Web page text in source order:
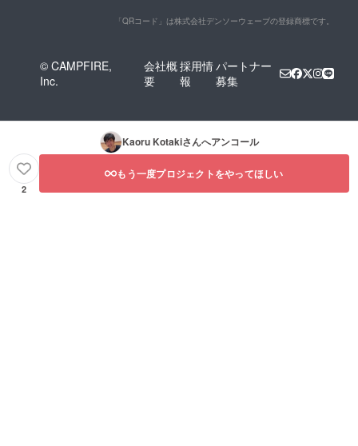
「QRコード」は株式会社デンソーウェーブの登録商標です。
© CAMPFIRE,
Inc.
会社概
要
採用情
報
パートナー
募集
Kaoru Kotakiさんへアンコール
2
もう一度プロジェクトをやってほしい